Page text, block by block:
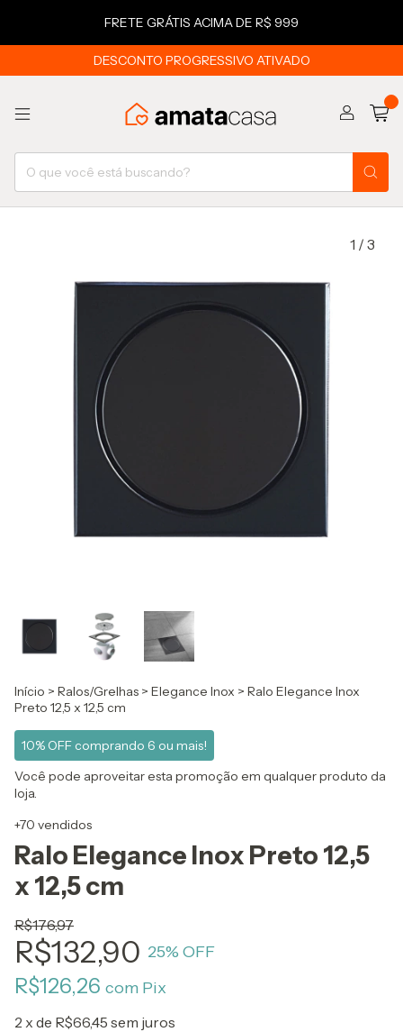
FRETE GRÁTIS ACIMA DE R$ 999
DESCONTO PROGRESSIVO ATIVADO
1 / 3
Início > Ralos/Grelhas > Elegance Inox > Ralo Elegance Inox
Preto 12,5 x 12,5 cm
10% OFF comprando 6 ou mais!
Você pode aproveitar esta promoção em qualquer produto da
loja.
+70 vendidos
Ralo Elegance Inox Preto 12,5
x 12,5 cm
R$176,97
R$132,90 25% OFF
R$126,26 com Pix
2 x de R$66,45 sem juros